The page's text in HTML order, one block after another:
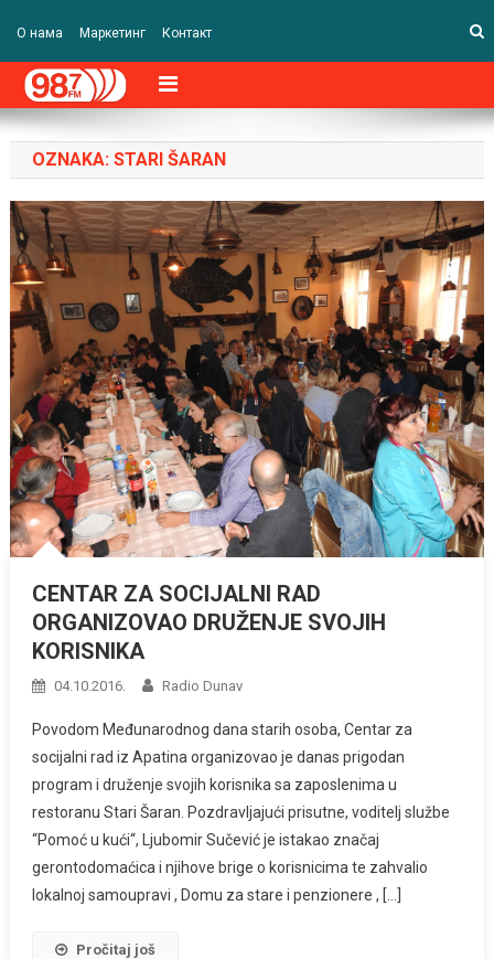
О нама Маркетинг Контакт
OZNAKA: STARI ŠARAN
CENTAR ZA SOCIJALNI RAD
ORGANIZOVAO DRUŽENJE SVOJIH
KORISNIKA
04.10.2016. Radio Dunav
Povodom Međunarodnog dana starih osoba, Centar za
socijalni rad iz Apatina organizovao je danas prigodan
program i druženje svojih korisnika sa zaposlenima u
restoranu Stari Šaran. Pozdravljajući prisutne, voditelj službe
“Pomoć u kući“, Ljubomir Sučević je istakao značaj
gerontodomaćica i njihove brige o korisnicima te zahvalio
lokalnoj samoupravi , Domu za stare i penzionere , […]
Pročitaj još